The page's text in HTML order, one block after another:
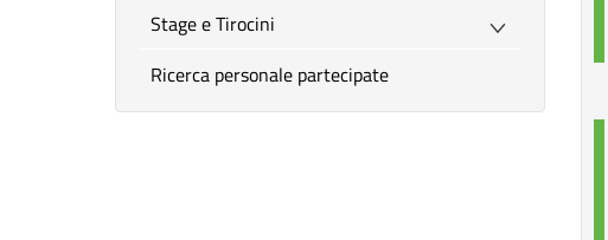
Stage e Tirocini
Ricerca personale partecipate